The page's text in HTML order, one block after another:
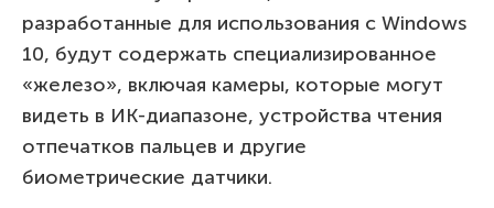
разработанные для использования с Windows
10, будут содержать специализированное
«железо», включая камеры, которые могут
видеть в ИК-диапазоне, устройства чтения
отпечатков пальцев и другие
биометрические датчики.